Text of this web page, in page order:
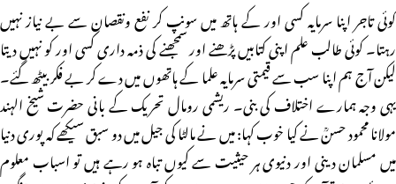
کوئی تاجر اپنا سرمایہ کسی اور کے ہاتھ میں سونپ کر نفع ونقصان سے بے نیاز نہیں
رہتا۔ کوئی طالب علم اپنی کتابیں پڑھنے اور سمجھنے کی ذمہ داری کسی اور کو نہیں دیتا
لیکن آج ہم اپنا سب سے قیمتی سرمایہ علما کے ہاتھوں میں دے کر بے فکر بیٹھ گئے۔
یہی وجہ ہمارے اختلاف کی بنی۔ ریشمی رومال تحریک کے بانی حضرت شیخ الہند
مولانا محمود حسنؒ نے کیا خوب کہا: میں نے مالٹا کی جیل میں دو سبق سیکھے کہ پوری دنیا
میں مسلمان دینی اور دنیوی ہر حیثیت سے کیوں تباہ ہو رہے ہیں تو اسباب معلوم